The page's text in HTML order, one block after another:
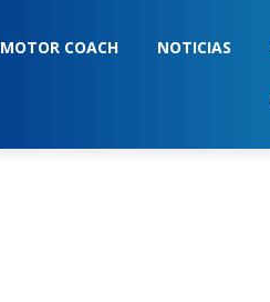
MOTOR COACH NOTICIAS